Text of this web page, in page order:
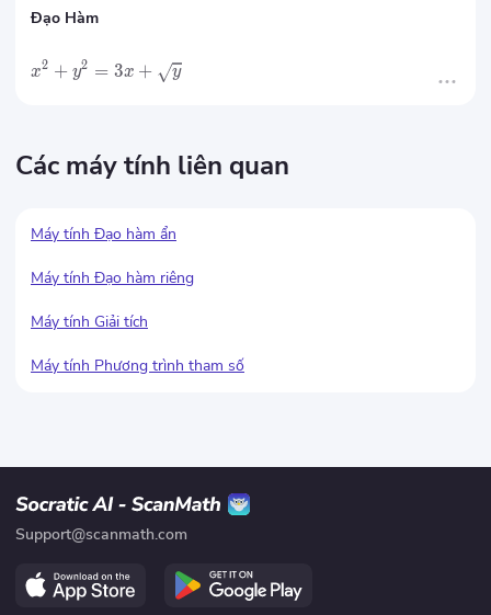
Đạo Hàm
x2 + y2 = 3x + y
Các máy tính liên quan
Máy tính Đạo hàm ẩn
Máy tính Đạo hàm riêng
Máy tính Giải tích
Máy tính Phương trình tham số
Support@scanmath.com